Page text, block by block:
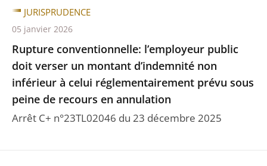
Rupture conventionnelle: l’employeur public
doit verser un montant d’indemnité non
inférieur à celui réglementairement prévu sous
peine de recours en annulation
Arrêt C+ n°23TL02046 du 23 décembre 2025
JURISPRUDENCE
05 janvier 2026